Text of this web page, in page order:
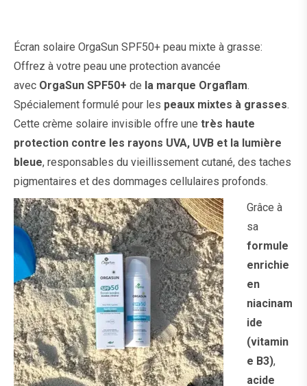
Écran solaire OrgaSun SPF50+ peau mixte à grasse:
Offrez à votre peau une protection avancée
avec OrgaSun SPF50+ de la marque Orgaflam.
Spécialement formulé pour les peaux mixtes à grasses.
Cette crème solaire invisible offre une très haute
protection contre les rayons UVA, UVB et la lumière
bleue, responsables du vieillissement cutané, des taches
pigmentaires et des dommages cellulaires profonds.
Grâce à
sa
formule
enrichie
en
niacinam
ide
(vitamin
e B3),
acide